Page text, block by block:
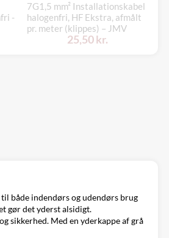
-
7G1,5 mm² Installationskabel
halogenfri, HF Ekstra, afmålt
pr. meter (klippes) – JMV
25,50 kr.
både indendørs og udendørs brug
gør det yderst alsidigt.
sikkerhed. Med en yderkappe af grå